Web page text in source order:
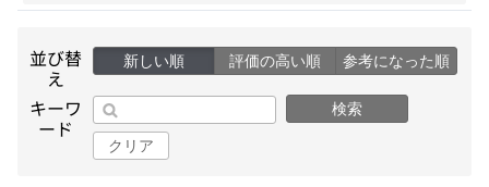
並び替
え
新しい順 評価の高い順 参考になった順
キーワ
ード
検索
クリア